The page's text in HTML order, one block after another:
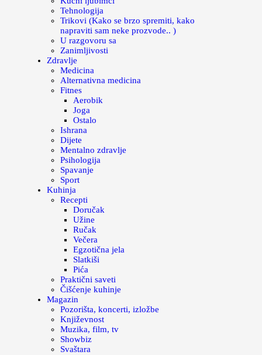
Tehnologija
Trikovi (Kako se brzo spremiti, kako
napraviti sam neke prozvode.. )
U razgovoru sa
Zanimljivosti
Zdravlje
Medicina
Alternativna medicina
Fitnes
Aerobik
Joga
Ostalo
Ishrana
Dijete
Mentalno zdravlje
Psihologija
Spavanje
Sport
Kuhinja
Recepti
Doručak
Užine
Ručak
Večera
Egzotična jela
Slatkiši
Pića
Praktični saveti
Čišćenje kuhinje
Magazin
Pozorišta, koncerti, izložbe
Književnost
Muzika, film, tv
Showbiz
Svaštara